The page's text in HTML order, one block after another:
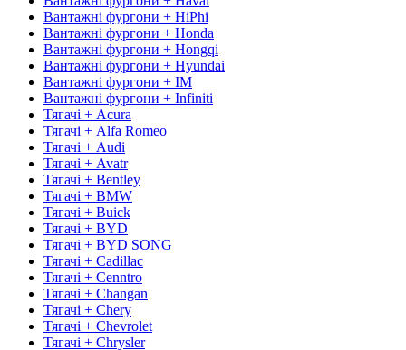
Вантажні фургони + HiPhi
Вантажні фургони + Honda
Вантажні фургони + Hongqi
Вантажні фургони + Hyundai
Вантажні фургони + IM
Вантажні фургони + Infiniti
Тягачі + Acura
Тягачі + Alfa Romeo
Тягачі + Audi
Тягачі + Avatr
Тягачі + Bentley
Тягачі + BMW
Тягачі + Buick
Тягачі + BYD
Тягачі + BYD SONG
Тягачі + Cadillac
Тягачі + Cenntro
Тягачі + Changan
Тягачі + Chery
Тягачі + Chevrolet
Тягачі + Chrysler